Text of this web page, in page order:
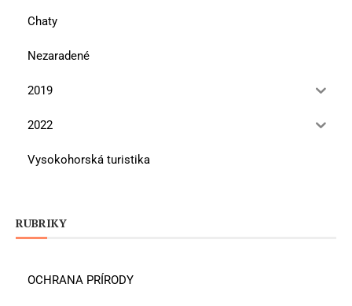
Chaty
Nezaradené
2019
2022
Vysokohorská turistika
RUBRIKY
OCHRANA PRÍRODY